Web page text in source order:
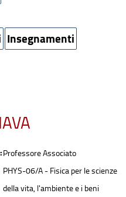
Insegnamenti
Professore Associato
PHYS-06/A - Fisica per le scienze
della vita, l'ambiente e i beni